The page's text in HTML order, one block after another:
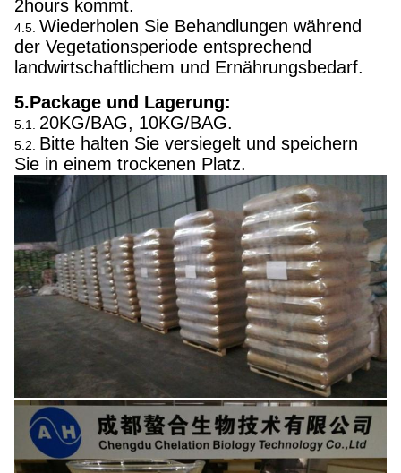
2hours kommt.
4.5. Wiederholen Sie Behandlungen während
der Vegetationsperiode entsprechend
landwirtschaftlichem und Ernährungsbedarf.
5.Package und Lagerung:
5.1. 20KG/BAG, 10KG/BAG.
5.2. Bitte halten Sie versiegelt und speichern
Sie in einem trockenen Platz.